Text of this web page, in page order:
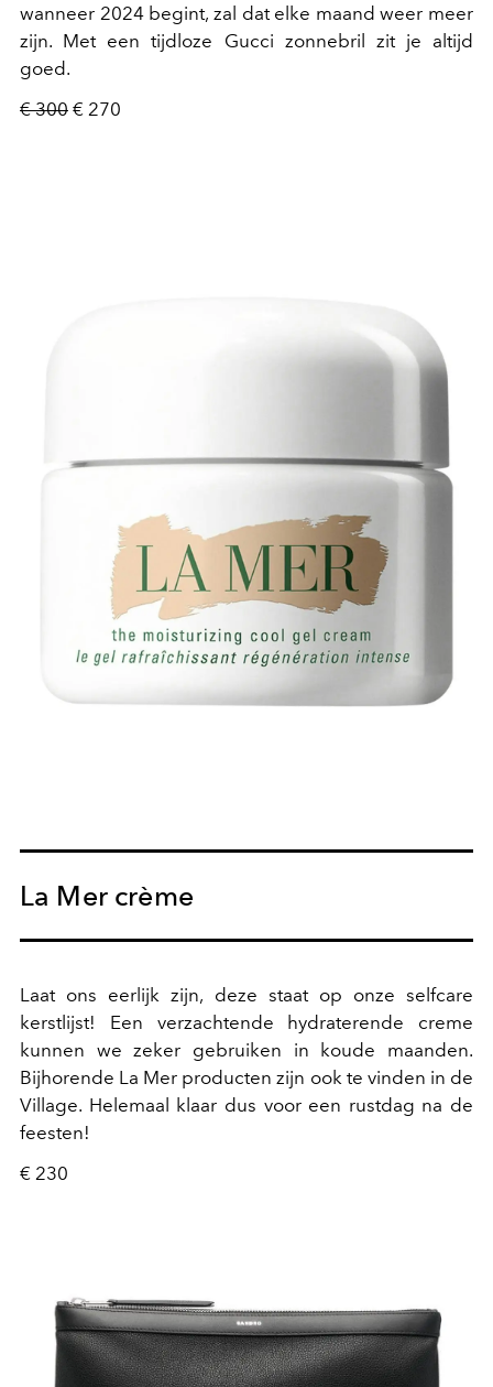
wanneer 2024 begint, zal dat elke maand weer meer
zijn. Met een tijdloze Gucci zonnebril zit je altijd
goed.
€ 300 € 270
La Mer crème
Laat ons eerlijk zijn, deze staat op onze selfcare
kerstlijst! Een verzachtende hydraterende creme
kunnen we zeker gebruiken in koude maanden.
Bijhorende La Mer producten zijn ook te vinden in de
Village. Helemaal klaar dus voor een rustdag na de
feesten!
€ 230